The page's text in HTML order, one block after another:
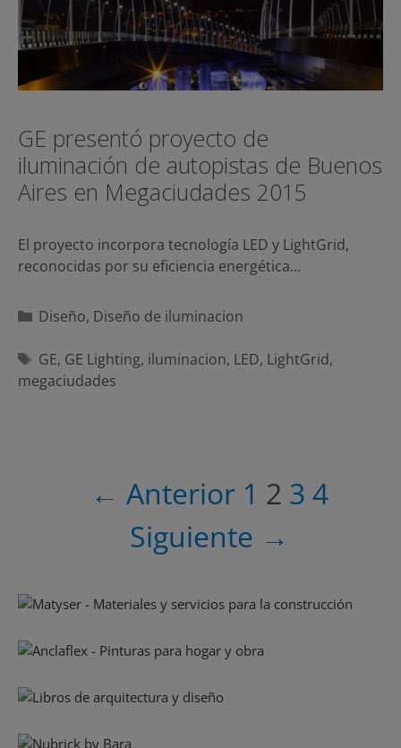
GE presentó proyecto de
iluminación de autopistas de Buenos
Aires en Megaciudades 2015
El proyecto incorpora tecnología LED y LightGrid,
reconocidas por su eficiencia energética…
Categorías
Diseño, Diseño de iluminacion
Etiquetas
GE, GE Lighting, iluminacion, LED, LightGrid,
megaciudades
← Anterior 1 2 3 4
Siguiente →